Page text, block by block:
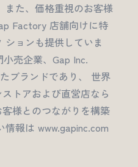
また、価格重視のお客様
Factory 店舗向けに特
ョンも提供していま
売企業、Gap Inc.
ブランドであり、 世界
トアおよび直営店なら
様とのつながりを構築
報は www.gapinc.com